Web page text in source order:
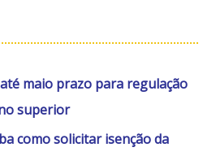
maio prazo para regulação
superior
como solicitar isenção da